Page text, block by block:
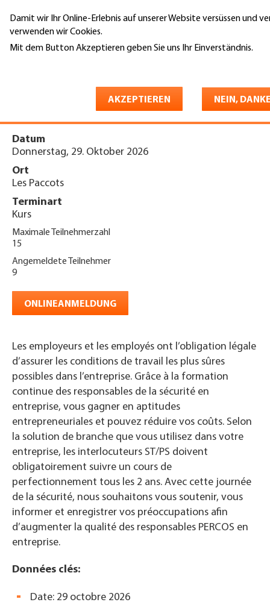
Damit wir Ihr Online-Erlebnis auf unserer Website versüssen und
verwenden wir Cookies.
Mit dem Button Akzeptieren geben Sie uns Ihr Einverständnis.
AKZEPTIEREN NEIN,
zum
Inhalt
Journée de la sécurité PERCOS
Datum
Donnerstag, 29. Oktober 2026
Ort
Les Paccots
Terminart
Kurs
Maximale Teilnehmerzahl
15
Angemeldete Teilnehmer
9
ONLINEANMELDUNG
Les employeurs et les employés ont l’obligation légale
d’assurer les conditions de travail les plus sûres
possibles dans l’entreprise. Grâce à la formation
continue des responsables de la sécurité en
entreprise, vous gagner en aptitudes
entrepreneuriales et pouvez réduire vos coûts. Selon
la solution de branche que vous utilisez dans votre
entreprise, les interlocuteurs ST/PS doivent
obligatoirement suivre un cours de
perfectionnement tous les 2 ans. Avec cette journée
de la sécurité, nous souhaitons vous soutenir, vous
informer et enregistrer vos préoccupations afin
d’augmenter la qualité des responsables PERCOS en
entreprise.
Données clés:
Date: 29 octobre 2026